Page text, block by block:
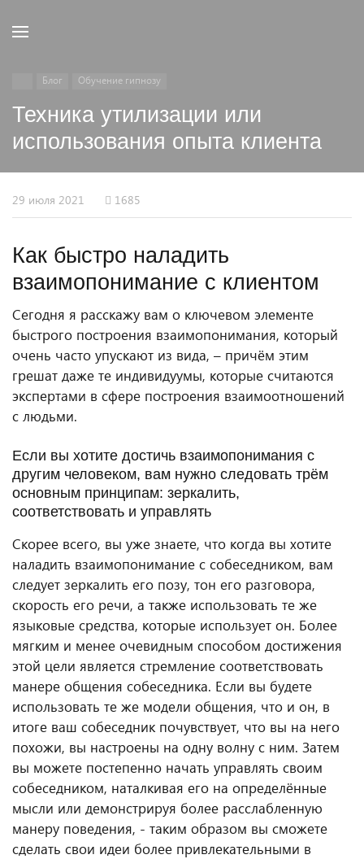
Блог Обучение гипнозу
Техника утилизации или
использования опыта клиента
29 июля 2021 1685
Как быстро наладить
взаимопонимание с клиентом
Сегодня я расскажу вам о ключевом элементе
быстрого построения взаимопонимания, который
очень часто упускают из вида, – причём этим
грешат даже те индивидуумы, которые считаются
экспертами в сфере построения взаимоотношений
с людьми.
Если вы хотите достичь взаимопонимания с
другим человеком, вам нужно следовать трём
основным принципам: зеркалить,
соответствовать и управлять
Скорее всего, вы уже знаете, что когда вы хотите
наладить взаимопонимание с собеседником, вам
следует зеркалить его позу, тон его разговора,
скорость его речи, а также использовать те же
языковые средства, которые использует он. Более
мягким и менее очевидным способом достижения
этой цели является стремление соответствовать
манере общения собеседника. Если вы будете
использовать те же модели общения, что и он, в
итоге ваш собеседник почувствует, что вы на него
похожи, вы настроены на одну волну с ним. Затем
вы можете постепенно начать управлять своим
собеседником, наталкивая его на определённые
мысли или демонстрируя более расслабленную
манеру поведения, - таким образом вы сможете
сделать свои идеи более привлекательными в